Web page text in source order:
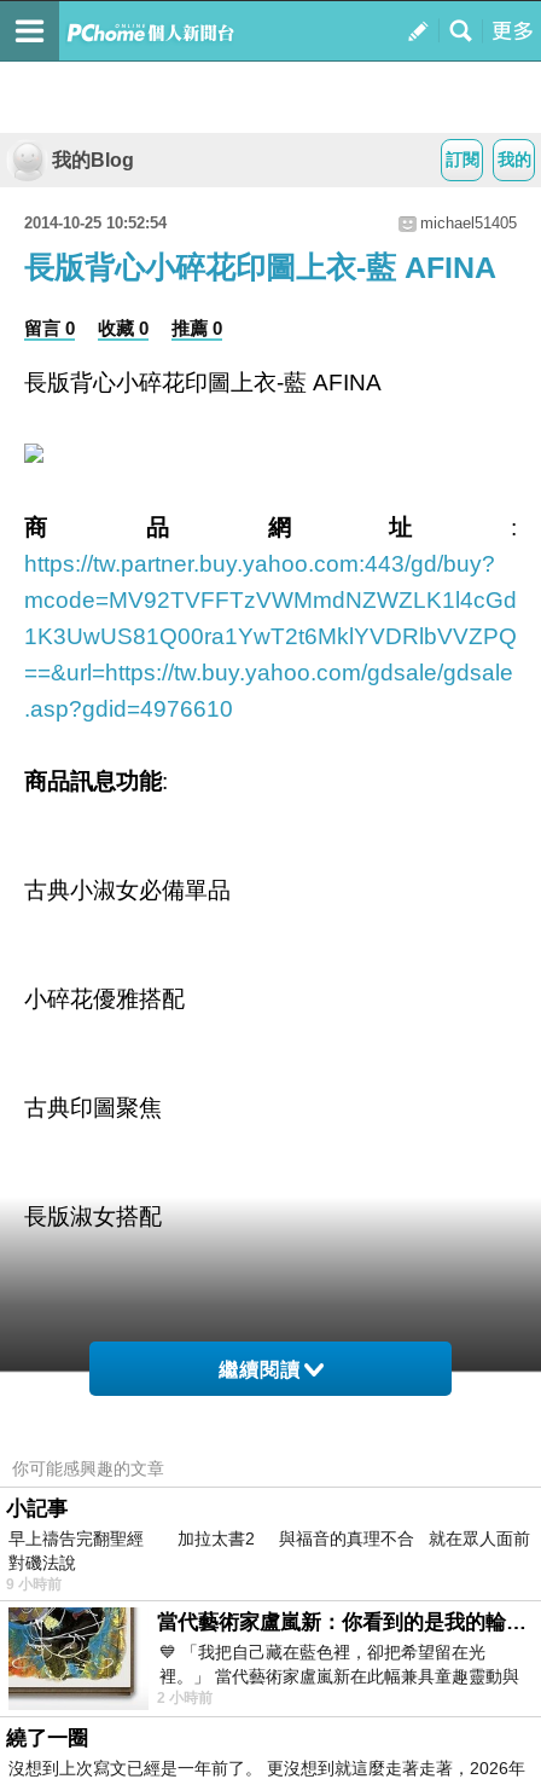
我的
訂閱
我的Blog
2014-10-25 10:52:54 michael51405
長版背心小碎花印圖上衣-藍 AFINA
留言 0 收藏 0 推薦 0
長版背心小碎花印圖上衣-藍 AFINA
商品網址 :
https://tw.partner.buy.yahoo.com:443/gd/buy?
mcode=MV92TVFFTzVWMmdNZWZLK1l4cGd
1K3UwUS81Q00ra1YwT2t6MklYVDRlbVVZPQ
==&url=https://tw.buy.yahoo.com/gdsale/gdsale
.asp?gdid=4976610
商品訊息功能:
古典小淑女必備單品
小碎花優雅搭配
古典印圖聚焦
長版淑女搭配
商品訊息描述:
長版小碎花印圖上衣-藍綠 AFINA
繼續閱讀
你可能感興趣的文章
小記事
早上禱告完翻聖經 加拉太書2 與福音的真理不合 就在眾人面前
對磯法說
9 小時前
當代藝術家盧嵐新：你看到的是我的輪廓，還是你的故事？——藏在藍色裡的希望與光
💙 「我把自己藏在藍色裡，卻把希望留在光
裡。」 當代藝術家盧嵐新在此幅兼具童趣靈動與
抽象韻味的新作中，用湛藍的羽翼般色塊包覆著
2 小時前
繞了一圈
沒想到上次寫文已經是一年前了。 更沒想到就這麼走著走著，2026年